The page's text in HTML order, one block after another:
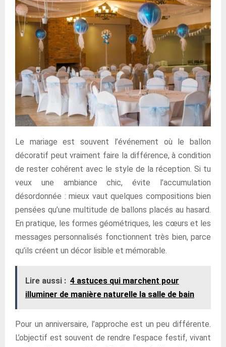
Le mariage est souvent l’événement où le ballon
décoratif peut vraiment faire la différence, à condition
de rester cohérent avec le style de la réception. Si tu
veux une ambiance chic, évite l’accumulation
désordonnée : mieux vaut quelques compositions bien
pensées qu’une multitude de ballons placés au hasard.
En pratique, les formes géométriques, les cœurs et les
messages personnalisés fonctionnent très bien, parce
qu’ils créent un décor lisible et mémorable.
Lire aussi : 4 astuces qui marchent pour
illuminer de manière naturelle la salle de bain
Pour un anniversaire, l’approche est un peu différente.
L’objectif est souvent de rendre l’espace festif, vivant